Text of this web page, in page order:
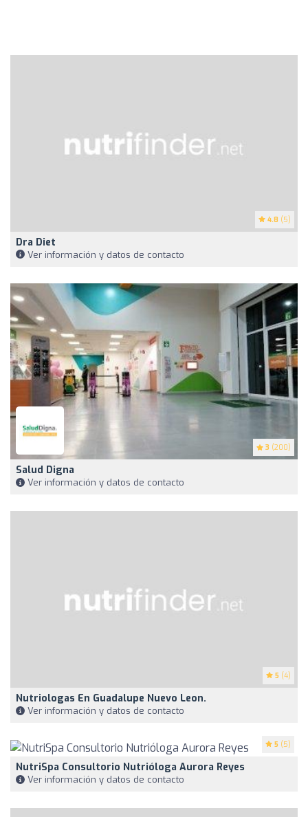
4.8 (5)
Dra Diet
Ver información y datos de contacto
3 (200)
Salud Digna
Ver información y datos de contacto
5 (4)
Nutriologas En Guadalupe Nuevo Leon.
Ver información y datos de contacto
5 (5)
NutriSpa Consultorio Nutrióloga Aurora Reyes
Ver información y datos de contacto